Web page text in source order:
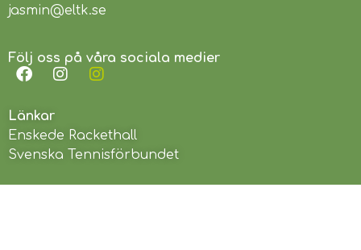
jasmin@eltk.se
Följ oss på våra sociala medier
Länkar
Enskede Rackethall
Svenska Tennisförbundet